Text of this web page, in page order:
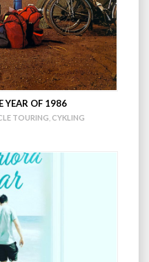
YEAR OF 1986
TOURING CYKLING